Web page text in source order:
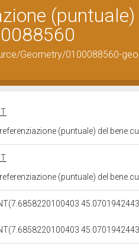
Geometry/0100088560-
IT
(puntuale) del bene
IT
(puntuale) del bene